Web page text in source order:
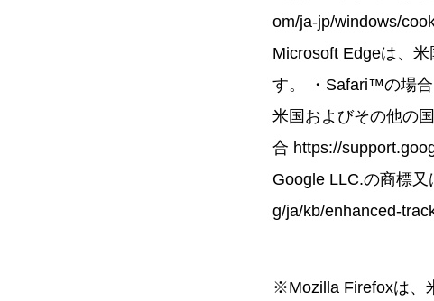
om/ja-jp/windows/
Microsoft Edgeは、
す。 ・Safari™の場
米国およびその他の
合 https://
Google LLC.の商標
g/ja/kb/enhanced-
※Mozilla Firefoxは、